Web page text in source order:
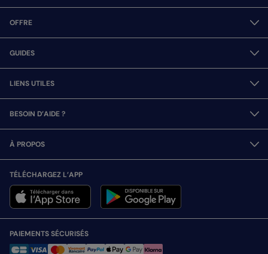
OFFRE
GUIDES
LIENS UTILES
BESOIN D’AIDE ?
À PROPOS
TÉLÉCHARGEZ L’APP
PAIEMENTS SÉCURISÉS